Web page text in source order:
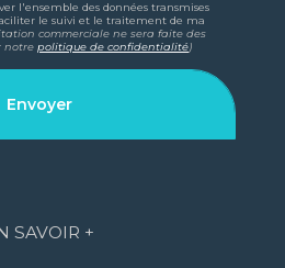
l'ensemble des données transmises
le suivi et le traitement de ma
commerciale ne sera faite des
notrepolitique de confidentialité)
SAVOIR +